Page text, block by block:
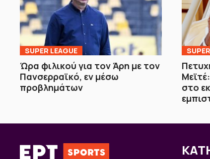
SUPER LEAGUE
Ώρα φιλικού για τον Άρη με τον
Πανσερραϊκό, εν μέσω
προβλημάτων
στο